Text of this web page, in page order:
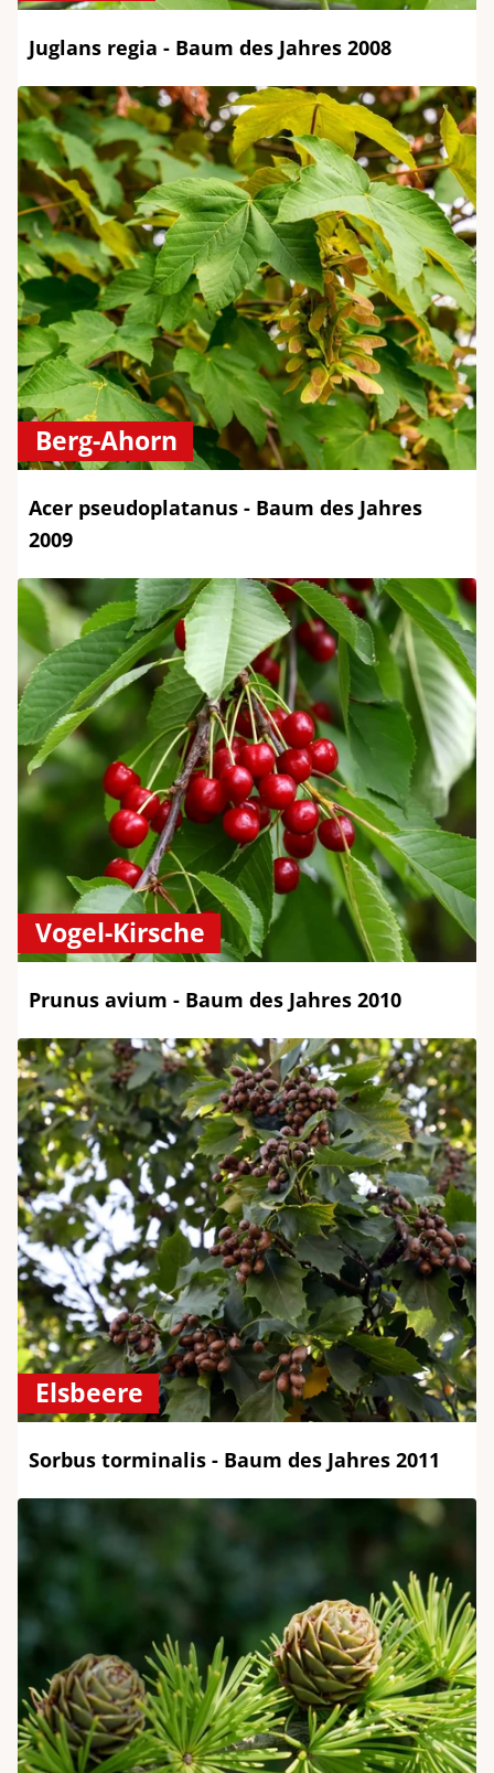
Juglans regia - Baum des Jahres 2008
Berg-Ahorn
Acer pseudoplatanus - Baum des Jahres
2009
Vogel-Kirsche
Prunus avium - Baum des Jahres 2010
Elsbeere
Sorbus torminalis - Baum des Jahres 2011